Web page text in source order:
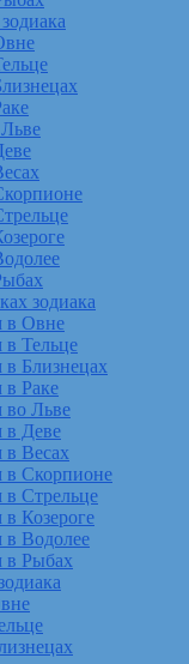
зодиака
в Овне
в Тельце
Близнецах
в Раке
во Льве
в Деве
в Весах
в Скорпионе
в Стрельце
Козероге
в Водолее
в Рыбах